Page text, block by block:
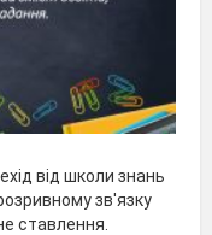
від школи знань
зв'язку
ставлення.